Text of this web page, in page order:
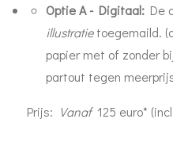
Optie A - Digitaal: De
illustratietoegemaild.
papier met of zonder
partout tegen
Prijs: Vanaf125 euro*